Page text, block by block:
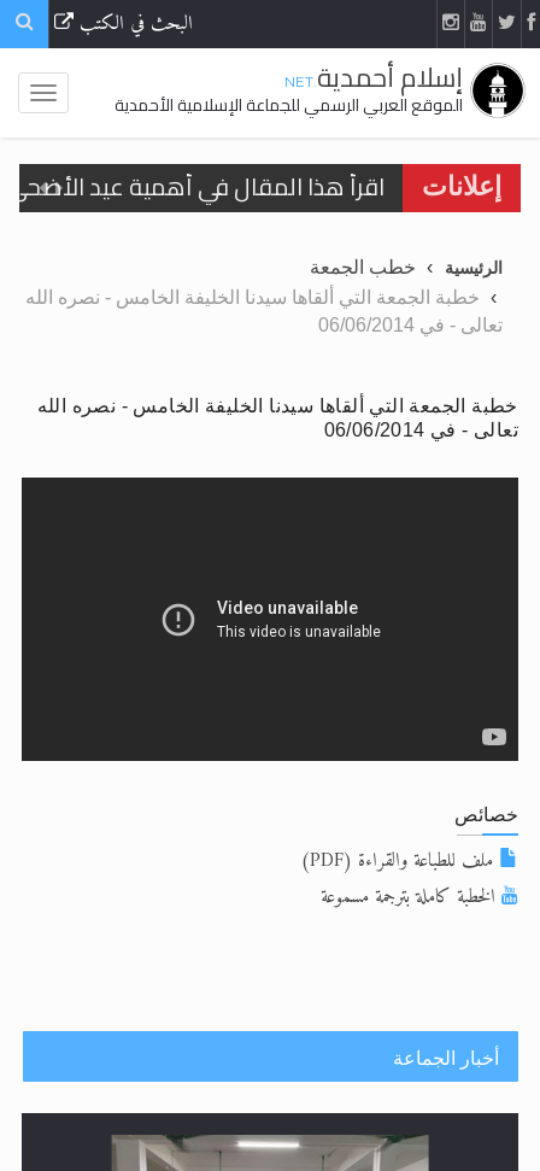
البحث في الكتب
إسلام أحمدية.NET
الموقع العربي الرسمي للجماعة الإسلامية الأحمدية
إعلانات
الحجّ.. دلالات، حِكم، وأهداف >> المزيد
تعميم هامّ لأفراد الجماعة >> المزيد
اقرأ هذا الكتاب وتعرّف على حقيقة
اقرأ هذا المقال في أهمية عيد
اقرأ هذا المقال في أهمية عيد
الرئيسية
خطب الجمعة
خطبة الجمعة التي ألقاها سيدنا الخليفة الخامس - نصره الله
تعالى - في 06/06/2014
خطبة الجمعة التي ألقاها سيدنا الخليفة الخامس - نصره الله
تعالى - في 06/06/2014
خصائص
ملف للطباعة والقراءة (PDF)
الخطبة كاملة بترجمة مسموعة
أخبار الجماعة